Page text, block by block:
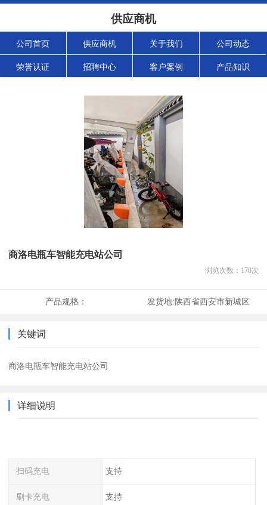
供应商机
公司首页 供应商机 关于我们 公司动态
荣誉认证 招聘中心 客户案例 产品知识
商洛电瓶车智能充电站公司
浏览次数： 178次
产品规格： 发货地:陕西省西安市新城区
关键词
商洛电瓶车智能充电站公司
详细说明
扫码充电 支持
刷卡充电 支持